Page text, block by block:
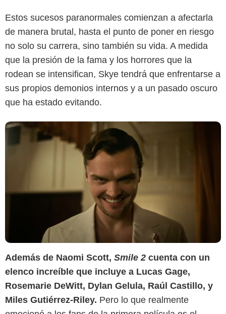
Estos sucesos paranormales comienzan a afectarla
de manera brutal, hasta el punto de poner en riesgo
no solo su carrera, sino también su vida. A medida
que la presión de la fama y los horrores que la
rodean se intensifican, Skye tendrá que enfrentarse a
sus propios demonios internos y a un pasado oscuro
que ha estado evitando.
Además de Naomi Scott, Smile 2 cuenta con un
elenco increíble que incluye a Lucas Gage,
Rosemarie DeWitt, Dylan Gelula, Raúl Castillo, y
Miles Gutiérrez-Riley. Pero lo que realmente